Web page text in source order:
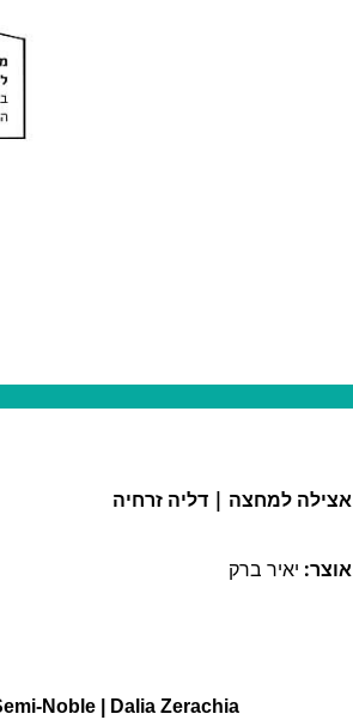
אצילה למחצה | דליה זרחיה
אוצר: יאיר ברק
Noble | Dalia Zerachia